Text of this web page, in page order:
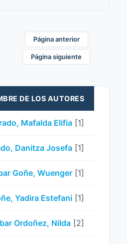
Página anterior
Página siguiente
DE LOS AUTORES
Mafalda Elifia [1]
Danitza Josefa [1]
Goñe, Wuenger [1]
Yadira Estefani [1]
Ordoñez, Nilda [2]